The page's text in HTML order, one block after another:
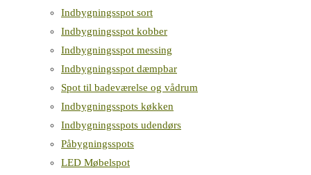
Indbygningsspot sort
Indbygningsspot kobber
Indbygningsspot messing
Indbygningsspot dæmpbar
Spot til badeværelse og vådrum
Indbygningsspots køkken
Indbygningsspots udendørs
Påbygningsspots
LED Møbelspot